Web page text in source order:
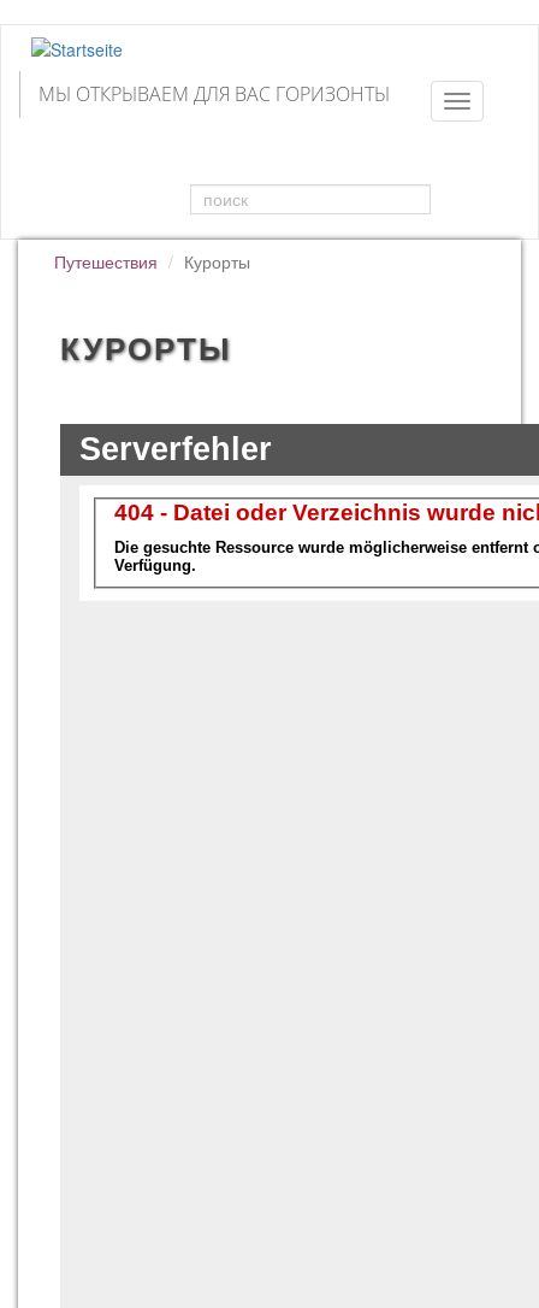
Direkt
zum
InhaltМЫ ОТКРЫВАЕМ ДЛЯ ВАС ГОРИЗОНТЫ
Toggle
navigation
Suchformular
Путешествия Курорты
КУРОРТЫ